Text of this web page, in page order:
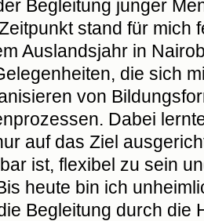
Begleitung junger
stand für
Auslandsjahr in
die sich
von
Dabei
auf das Ziel
ist, flexibel zu sein
heute bin ich
Begleitung durch